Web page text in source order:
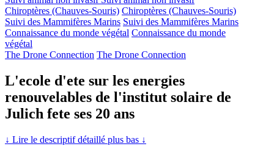
Chiroptères (Chauves-Souris) Chiroptères (Chauves-Souris)
Suivi des Mammifères Marins Suivi des Mammifères Marins
Connaissance du monde végétal Connaissance du monde
végétal
The Drone Connection The Drone Connection
L'ecole d'ete sur les energies
renouvelables de l'institut solaire de
Julich fete ses 20 ans
↓ Lire le descriptif détaillé plus bas ↓